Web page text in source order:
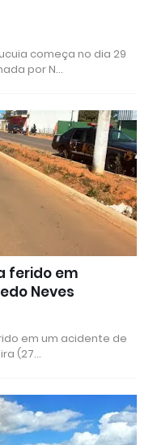
começa no dia 29
por N…
ferido em
Neves
em um acidente de
(27…